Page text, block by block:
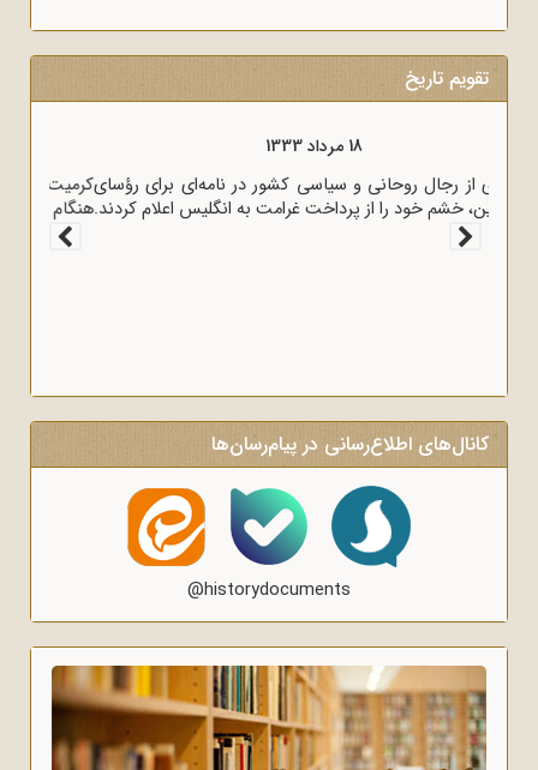
تقویم تاریخ
18 مرداد 1333
بسیاری از رجال روحانی و سیاسی کشور در نامه‌ای برای رؤسای
مجلسین، خشم خود را از پرداخت غرامت به انگلیس اعلام کردند.
کانال‌های اطلاع‌رسانی در پیام‌رسان‌ها
@historydocuments